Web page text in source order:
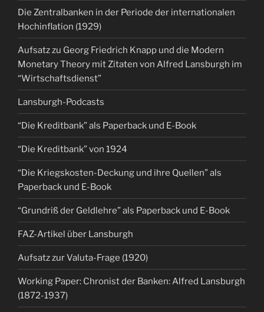
Die Zentralbanken in der Periode der internationalen
Hochinflation (1929)
Aufsatz zu Georg Friedrich Knapp und die Modern
Monetary Theory mit Zitaten von Alfred Lansburgh im
“Wirtschaftsdienst”
Lansburgh-Podcasts
“Die Kreditbank” als Paperback und E-Book
“Die Kreditbank” von 1924
“Die Kriegskosten-Deckung und ihre Quellen” als
Paperback und E-Book
“Grundriß der Geldlehre” als Paperback und E-Book
FAZ-Artikel über Lansburgh
Aufsatz zur Valuta-Frage (1920)
Working Paper: Chronist der Banken: Alfred Lansburgh
(1872-1937)